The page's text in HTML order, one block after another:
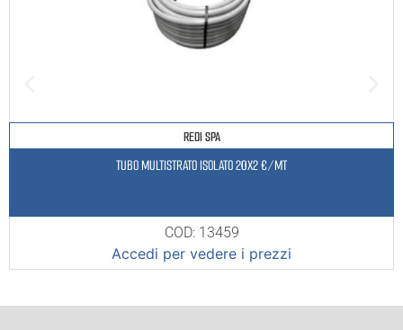
REDI SPA
TUBO MULTISTRATO ISOLATO 20X2 €/MT
COD: 13459
Accedi per vedere i prezzi